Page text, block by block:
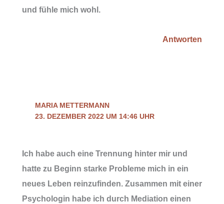
und fühle mich wohl.
Antworten
MARIA METTERMANN
23. DEZEMBER 2022 UM 14:46 UHR
Ich habe auch eine Trennung hinter mir und
hatte zu Beginn starke Probleme mich in ein
neues Leben reinzufinden. Zusammen mit einer
Psychologin habe ich durch Mediation einen